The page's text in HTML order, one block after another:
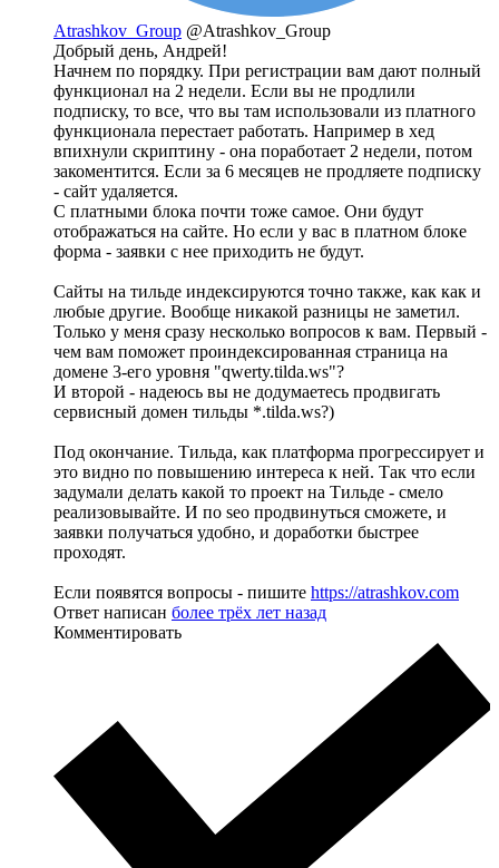
Atrashkov_Group @Atrashkov_Group
Добрый день, Андрей!
Начнем по порядку. При регистрации вам дают полный
функционал на 2 недели. Если вы не продлили
подписку, то все, что вы там использовали из платного
функционала перестает работать. Например в хед
впихнули скриптину - она поработает 2 недели, потом
закоментится. Если за 6 месяцев не продляете подписку
- сайт удаляется.
С платными блока почти тоже самое. Они будут
отображаться на сайте. Но если у вас в платном блоке
форма - заявки с нее приходить не будут.
Сайты на тильде индексируются точно также, как как и
любые другие. Вообще никакой разницы не заметил.
Только у меня сразу несколько вопросов к вам. Первый -
чем вам поможет проиндексированная страница на
домене 3-его уровня "qwerty.tilda.ws"?
И второй - надеюсь вы не додумаетесь продвигать
сервисный домен тильды *.tilda.ws?)
Под окончание. Тильда, как платформа прогрессирует и
это видно по повышению интереса к ней. Так что если
задумали делать какой то проект на Тильде - смело
реализовывайте. И по seo продвинуться сможете, и
заявки получаться удобно, и доработки быстрее
проходят.
Если появятся вопросы - пишите https://atrashkov.com
Ответ написан более трёх лет назад
Комментировать